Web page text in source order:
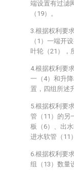
端设置有过滤
（19）。
3.根据权利要
（1）一端开
叶轮（21），
4.根据权利要
一（4）和升
置，四组所述
5.根据权利要
管（11）的另
板（6）、出
进水软管（11
6.根据权利要
组（13）数量